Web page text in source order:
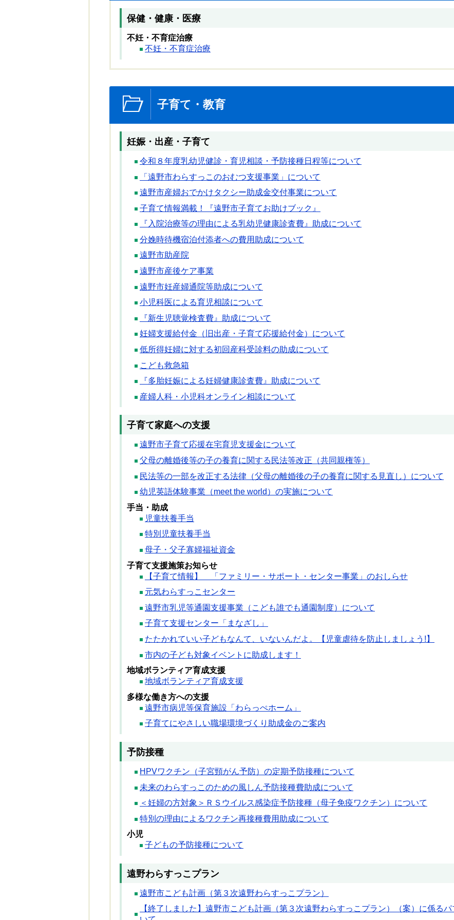
保健・健康・医療
不妊・不育症治療
不妊・不育症治療
子育て・教育
妊娠・出産・子育て
令和８年度乳幼児健診・育児相談・予防接種日程等について
「遠野市わらすっこのおむつ支援事業」について
遠野市産婦おでかけタクシー助成金交付事業について
子育て情報満載！『遠野市子育てお助けブック』
『入院治療等の理由による乳幼児健康診査費』助成について
分娩時待機宿泊付添者への費用助成について
遠野市助産院
遠野市産後ケア事業
遠野市妊産婦通院等助成について
小児科医による育児相談について
『新生児聴覚検査費』助成について
妊婦支援給付金（旧出産・子育て応援給付金）について
低所得妊婦に対する初回産科受診料の助成について
こども救急箱
『多胎妊娠による妊婦健康診査費』助成について
産婦人科・小児科オンライン相談について
子育て家庭への支援
遠野市子育て応援在宅育児支援金について
父母の離婚後等の子の養育に関する民法等改正（共同親権等）
民法等の一部を改正する法律（父母の離婚後の子の養育に関する見直し）について
幼児英語体験事業（meet the world）の実施について
手当・助成
児童扶養手当
特別児童扶養手当
母子・父子寡婦福祉資金
子育て支援施策お知らせ
【子育て情報】 「ファミリー・サポート・センター事業」のおしらせ
元気わらすっこセンター
遠野市乳児等通園支援事業（こども誰でも通園制度）について
子育て支援センター「まなざし」
たたかれていい子どもなんて、いないんだよ。【児童虐待を防止しましょう!】
市内の子ども対象イベントに助成します！
地域ボランティア育成支援
地域ボランティア育成支援
多様な働き方への支援
遠野市病児等保育施設「わらっぺホーム」
子育てにやさしい職場環境づくり助成金のご案内
予防接種
HPVワクチン（子宮頸がん予防）の定期予防接種について
未来のわらすっこのための風しん予防接種費助成について
＜妊婦の方対象＞ＲＳウイルス感染症予防接種（母子免疫ワクチン）について
特別の理由によるワクチン再接種費用助成について
小児
子どもの予防接種について
遠野わらすっこプラン
遠野市こども計画（第３次遠野わらすっこプラン）
【終了しました】遠野市こども計画（第３次遠野わらすっこプラン）（案）に係る